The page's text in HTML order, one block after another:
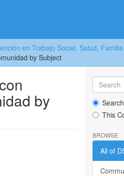
en Trabajo Social, Salud,
by Subject
by
This
BROWSE
All of